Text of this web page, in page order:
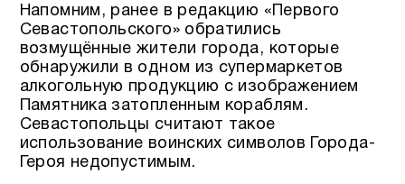
Напомним, ранее в редакцию «Первого
Севастопольского» обратились
возмущённые жители города, которые
обнаружили в одном из супермаркетов
алкогольную продукцию с изображением
Памятника затопленным кораблям.
Севастопольцы считают такое
использование воинских символов Города-
Героя недопустимым.